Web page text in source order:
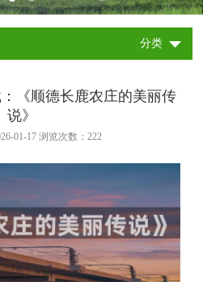
分类
《顺德长鹿农庄的美丽传
说》
01-17 浏览次数： 222